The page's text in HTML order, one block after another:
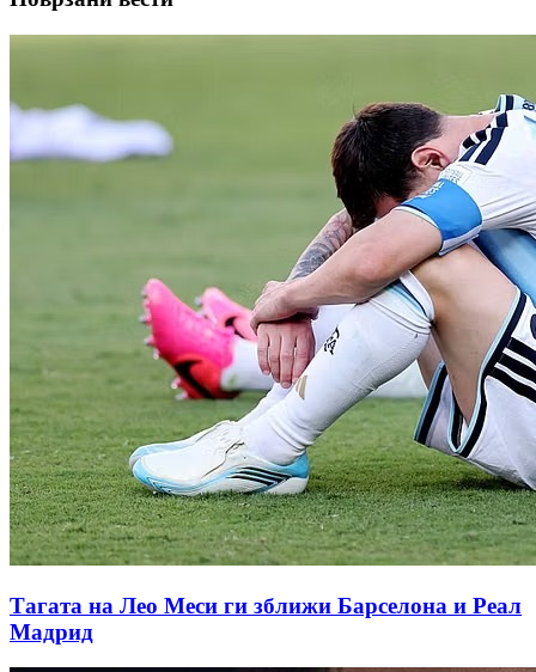
Тагата на Лео Меси ги зближи Барселона и Реал
Мадрид